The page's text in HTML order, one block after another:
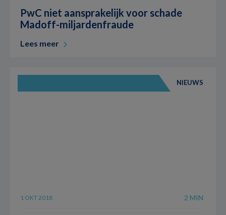
PwC niet aansprakelijk voor schade
Madoff-miljardenfraude
Lees meer
NIEUWS
1 OKT 2018 2 MIN